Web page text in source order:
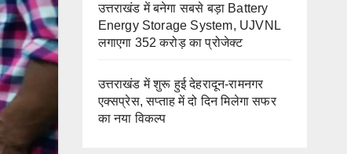
उत्तराखंड में बनेगा सबसे बड़ा Battery
Energy Storage System, UJVNL
लगाएगा 352 करोड़ का प्रोजेक्ट
उत्तराखंड में शुरू हुई देहरादून-रामनगर
एक्सप्रेस, सप्ताह में दो दिन मिलेगा सफर
का नया विकल्प